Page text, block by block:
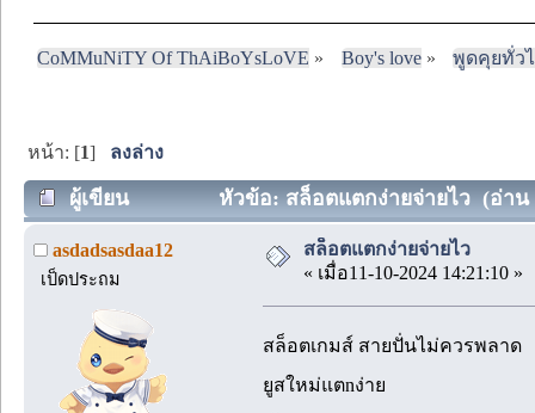
CoMMuNiTY Of ThAiBoYsLoVE » Boy's love» พูดคุยทั่ว
หน้า: [1] ลงล่าง
ผู้เขียน หัวข้อ: สล็อตแตกง่ายจ่ายไว (อ่าน
asdadsasdaa12
เป็ดประถม
สล็อตแตกง่ายจ่ายไว
« เมื่อ11-10-2024 14:21:10 »
สล็อตเกมส์ สายปั่นไม่ควรพลาด
ยูสใหม่แตnง่าย